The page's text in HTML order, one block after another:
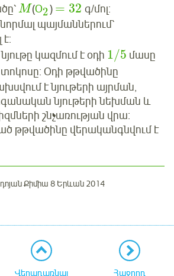
M (Օ2) = 32 գ/մոլ:
պայմաններում՝
է:
կազմում է օդի 1/5 մասը
տոկոսը: Օդի թթվածինը
է նյութերի այրման,
նյութերի նեխման և
շնչառության վրա:
թթվածինը վերականգնվում է
Քիմիա 8 Երևան 2014
Վերադառնալ Հաջորդ